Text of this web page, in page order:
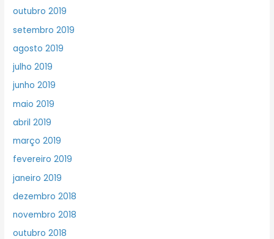
outubro 2019
setembro 2019
agosto 2019
julho 2019
junho 2019
maio 2019
abril 2019
março 2019
fevereiro 2019
janeiro 2019
dezembro 2018
novembro 2018
outubro 2018